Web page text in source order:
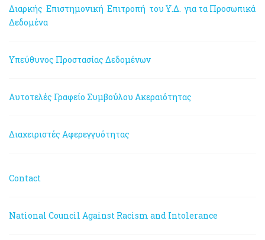
Διαρκής Επιστημονική Επιτροπή του Υ.Δ. για τα Προσωπικά
Δεδομένα
Υπεύθυνος Προστασίας Δεδομένων
Αυτοτελές Γραφείο Συμβούλου Ακεραιότητας
Διαχειριστές Αφερεγγυότητας
Contact
National Council Against Racism and Intolerance